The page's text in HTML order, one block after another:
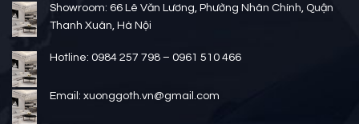
Showroom: 66 Lê Văn Lương, Phường Nhân Chính, Quận
Thanh Xuân, Hà Nội
Hotline: 0984 257 798 – 0961 510 466
Email: xuonggoth.vn@gmail.com